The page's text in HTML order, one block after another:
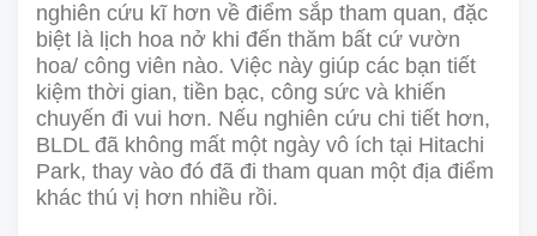
nghiên cứu kĩ hơn về điểm sắp tham quan, đặc
biệt là lịch hoa nở khi đến thăm bất cứ vườn
hoa/ công viên nào. Việc này giúp các bạn tiết
kiệm thời gian, tiền bạc, công sức và khiến
chuyến đi vui hơn. Nếu nghiên cứu chi tiết hơn,
BLDL đã không mất một ngày vô ích tại Hitachi
Park, thay vào đó đã đi tham quan một địa điểm
khác thú vị hơn nhiều rồi.